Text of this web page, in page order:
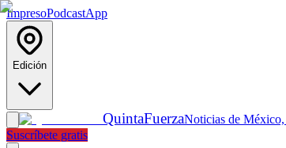
ImpresoPodcastApp
Edición
QuintaFuerzaNoticias de
Suscríbete gratis